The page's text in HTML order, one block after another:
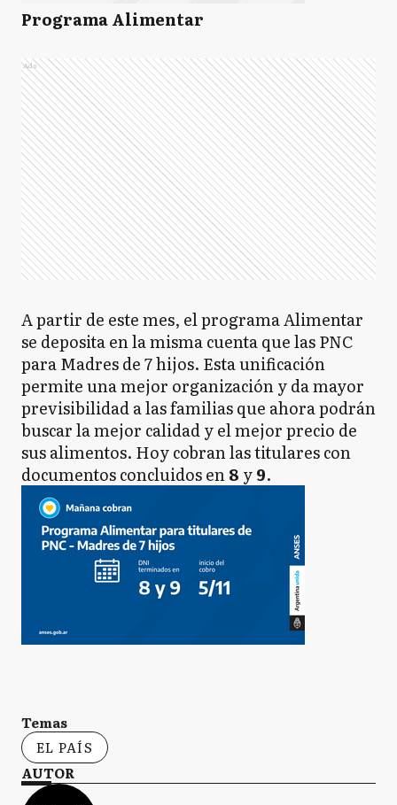
Programa Alimentar
Ads
A partir de este mes, el programa Alimentar
se deposita en la misma cuenta que las PNC
para Madres de 7 hijos. Esta unificación
permite una mejor organización y da mayor
previsibilidad a las familias que ahora podrán
buscar la mejor calidad y el mejor precio de
sus alimentos. Hoy cobran las titulares con
documentos concluidos en8 y9.
Temas
EL PAÍS
AUTOR